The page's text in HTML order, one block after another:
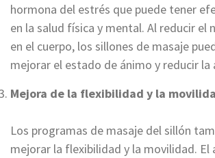
hormona del estrés que puede tener
en la salud física y mental. Al reducir el
en el cuerpo, los sillones de masaje
mejorar el estado de ánimo y reducir la
Mejora de la flexibilidad y la
Los programas de masaje del sillón
mejorar la flexibilidad y la movilidad. El